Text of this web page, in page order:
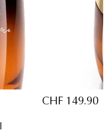
CHF 149.90